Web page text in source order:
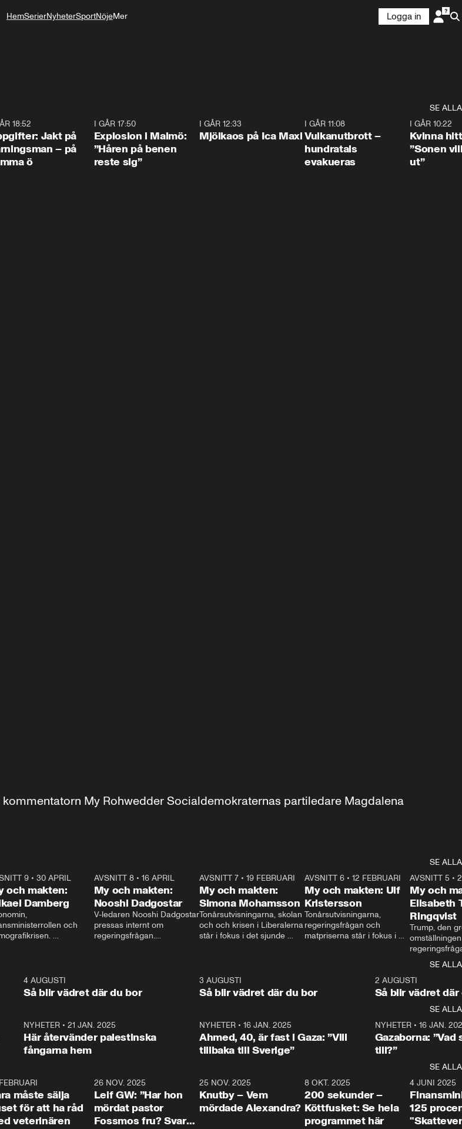
HemSerierNyheterSportNöjeMer
Logga in
SE ALLA
18:52
Jakt på
– på
ö
I GÅR 17:50
Explosion i Malmö:
”Håren på benen
reste sig”
I GÅR 12:33
Mjölkaos på Ica Maxi
I GÅR 11:08
Vulkanutbrott –
hundratals
evakueras
I GÅR 10:22
Kvinna
”Sonen
ut”
My Rohwedder Socialdemokraternas partiledare Magdalena
SE ALLA
9• 30 APRIL
och makten:
Damberg
och
och Makten.
AVSNITT 8• 16 APRIL
My och makten:
Nooshi Dadgostar
V-ledaren Nooshi Dadgostar
pressas internt om
regeringsfrågan.
– Vi ställer upp i val. Ska vi
vara med så sitter vi förstås
24:30
AVSNITT 7• 19 FEBRUARI
My och makten:
Simona Mohamsson
Tonårsutvisningarna, skolan
och och krisen i Liberalerna
står i fokus i det sjunde
kommentator My
Rohwedder ställer
utbildnings- och
Mohamsson till svars.
27:30
AVSNITT 6 •12 FEBRUARI
My och makten: Ulf
Kristersson
Tonårsutvisningarna,
regeringsfrågan och
matpriserna står i fokus i
Rohwedder ställer
statsminister Ulf Kristersson
AVSNITT 5 •
My och
Elisabeth
Ringqvist
Trump, den
centrum i
avsnittet av
Makten”. Se
Aftonbladets
Rohwedder
Thand Ring
SE ALLA
1:064 AUGUSTI
Så blir vädret där du bor
3 AUGUSTI
Så blir vädret där du bor
2 AUGUSTI
Så blir vädret där
SE ALLA
NYHETER •21 JAN. 2025
Här återvänder palestinska
fångarna hem
NYHETER• 16 JAN. 2025
Ahmed, 40, är fast i Gaza: ”Vill
tillbaka till Sverige”
NYHETER• 16 JAN.
Gazaborna:
till?”
SE ALLA
måste sälja
för att ha råd
veterinären
26 NOV. 2025
Leif GW: ”Har hon
mördat pastor
Fossmos fru? Svar
31:05
25 NOV. 2025
Knutby – Vem
mördade Alexandra?
4:29
8 OKT. 2025
200 sekunder –
Köttfusket: Se hela
programmet här
4 JUNI 2025
125